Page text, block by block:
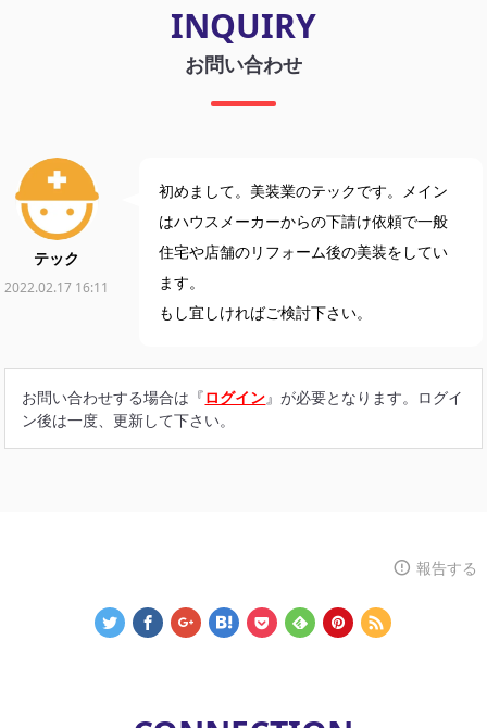
INQUIRY
お問い合わせ
テック
2022.02.17 16:11
初めまして。美装業のテックです。メイン
はハウスメーカーからの下請け依頼で一般
住宅や店舗のリフォーム後の美装をしてい
ます。
もし宜しければご検討下さい。
お問い合わせする場合は『ログイン』が必要となります。ログイ
ン後は一度、更新して下さい。
報告する